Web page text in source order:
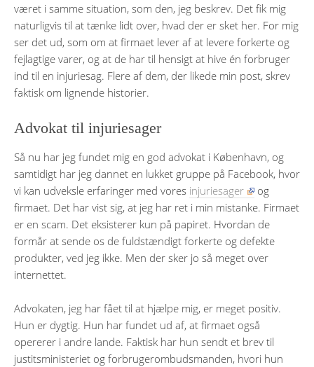
været i samme situation, som den, jeg beskrev. Det fik mig
naturligvis til at tænke lidt over, hvad der er sket her. For mig
ser det ud, som om at firmaet lever af at levere forkerte og
fejlagtige varer, og at de har til hensigt at hive én forbruger
ind til en injuriesag. Flere af dem, der likede min post, skrev
faktisk om lignende historier.
Advokat til injuriesager
Så nu har jeg fundet mig en god advokat i København, og
samtidigt har jeg dannet en lukket gruppe på Facebook, hvor
vi kan udveksle erfaringer med vores injuriesager
og
firmaet. Det har vist sig, at jeg har ret i min mistanke. Firmaet
er en scam. Det eksisterer kun på papiret. Hvordan de
formår at sende os de fuldstændigt forkerte og defekte
produkter, ved jeg ikke. Men der sker jo så meget over
internettet.
Advokaten, jeg har fået til at hjælpe mig, er meget positiv.
Hun er dygtig. Hun har fundet ud af, at firmaet også
opererer i andre lande. Faktisk har hun sendt et brev til
justitsministeriet og forbrugerombudsmanden, hvori hun